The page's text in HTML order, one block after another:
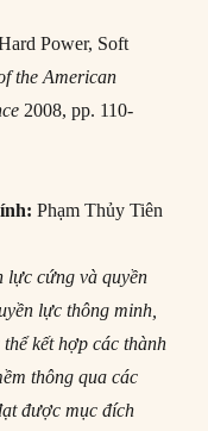
Power, Soft
the American
2008, pp. 110-
Phạm Thủy Tiên
lực cứng và quyền
lực thông minh,
kết hợp các thành
thông qua các
được mục đích